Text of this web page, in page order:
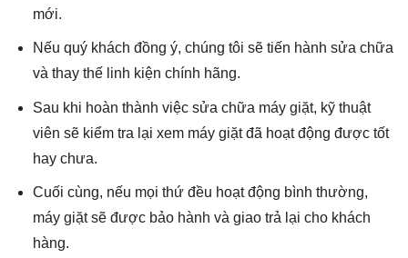
mới.
Nếu quý khách đồng ý, chúng tôi sẽ tiến hành sửa chữa
và thay thế linh kiện chính hãng.
Sau khi hoàn thành việc sửa chữa máy giặt, kỹ thuật
viên sẽ kiểm tra lại xem máy giặt đã hoạt động được tốt
hay chưa.
Cuối cùng, nếu mọi thứ đều hoạt động bình thường,
máy giặt sẽ được bảo hành và giao trả lại cho khách
hàng.